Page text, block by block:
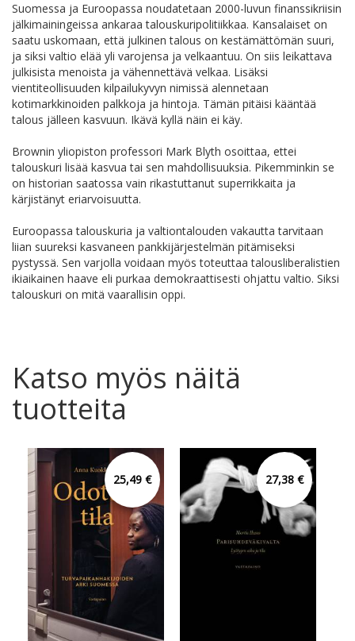
Suomessa ja Euroopassa noudatetaan 2000-luvun finanssikriisin
jälkimainingeissa ankaraa talouskuripolitiikkaa. Kansalaiset on
saatu uskomaan, että julkinen talous on kestämättömän suuri,
ja siksi valtio elää yli varojensa ja velkaantuu. On siis leikattava
julkisista menoista ja vähennettävä velkaa. Lisäksi
vientiteollisuuden kilpailukyvyn nimissä alennetaan
kotimarkkinoiden palkkoja ja hintoja. Tämän pitäisi kääntää
talous jälleen kasvuun. Ikävä kyllä näin ei käy.
Brownin yliopiston professori Mark Blyth osoittaa, ettei
talouskuri lisää kasvua tai sen mahdollisuuksia. Pikemminkin se
on historian saatossa vain rikastuttanut superrikkaita ja
kärjistänyt eriarvoisuutta.
Euroopassa talouskuria ja valtiontalouden vakautta tarvitaan
liian suureksi kasvaneen pankkijärjestelmän pitämiseksi
pystyssä. Sen varjolla voidaan myös toteuttaa talousliberalistien
ikiaikainen haave eli purkaa demokraattisesti ohjattu valtio. Siksi
talouskuri on mitä vaarallisin oppi.
Katso myös näitä
tuotteita
25,49 € 27,38 €